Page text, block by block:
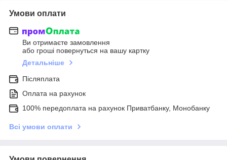
Умови оплати
Ви отримаєте замовлення
або гроші повернуться на вашу картку
Детальніше
Післяплата
Оплата на рахунок
100% передоплата на рахунок Приватбанку, Монобанку
Всі умови оплати